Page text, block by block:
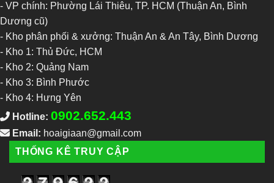
- VP chính: Phường Lái Thiêu, TP. HCM (Thuận An, Bình
Dương cũ)
- Kho phân phối & xưởng: Thuận An & An Tây, Bình Dương
- Kho 1: Thủ Đức, HCM
- Kho 2: Quảng Nam
- Kho 3: Bình Phước
- Kho 4: Hưng Yên
Hotline: 0902.652.443
Email: hoaigiaan@gmail.com
THỐNG KÊ TRUY CẬP